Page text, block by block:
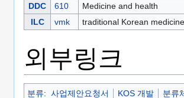
DDC
610
Medicine and health
ILC
vmk traditional Korean medicine
외부링크
분류: 사업제안요청서 KOS 개발
분류